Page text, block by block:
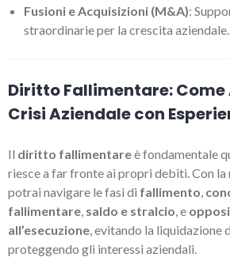
Fusioni e Acquisizioni (M&A):
straordinarie per la crescita aziendale.
Diritto Fallimentare:
Crisi Aziendale con
Il diritto fallimentareè fondamentale
riesce a far fronte ai propri debiti. Con la
potrai navigare le fasi di fallimento,
fallimentare, saldo e stralcio, e
all’esecuzione, evitando la liquidazione
proteggendo gli interessi aziendali.